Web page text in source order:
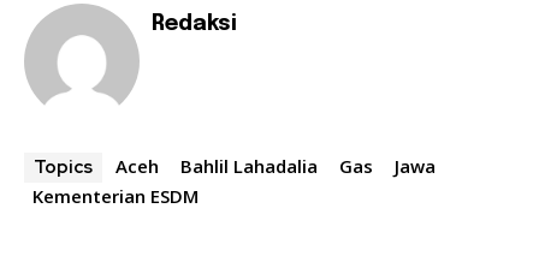
Redaksi
Topics Aceh Bahlil Lahadalia Gas
Jawa
Kementerian ESDM